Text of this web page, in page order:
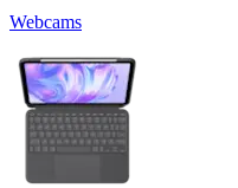
Webcams